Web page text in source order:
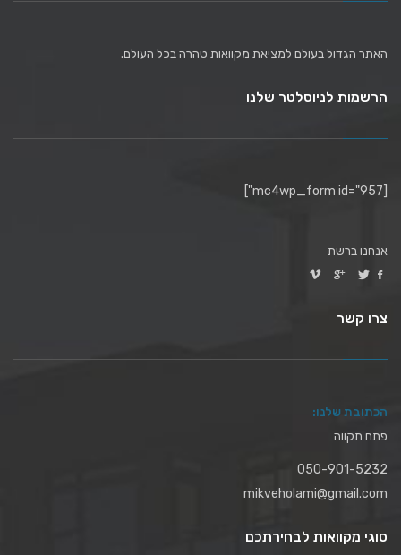
האתר הגדול בעולם למציאת מקוואות טהרה בכל העולם.
הרשמות לניוסלטר שלנו
[mc4wp_form id="957"]
אנחנו ברשת
צרו קשר
הכתובת שלנו:
פתח תקווה
050-901-5232
mikveholami@gmail.com
סוגי מקוואות לבחירתכם